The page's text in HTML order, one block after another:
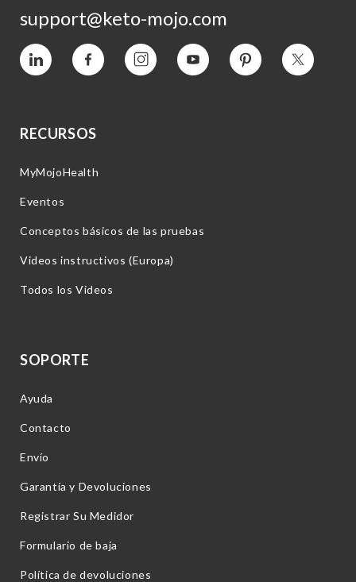
support@keto-mojo.com
Vimeo Facebook InstagramYouTube Pinterest Twitter
RECURSOS
MyMojoHealth
Eventos
Conceptos básicos de las pruebas
Videos instructivos (Europa)
Todos los Videos
SOPORTE
Ayuda
Contacto
Envío
Garantía y Devoluciones
Registrar Su Medidor
Formulario de baja
Política de devoluciones